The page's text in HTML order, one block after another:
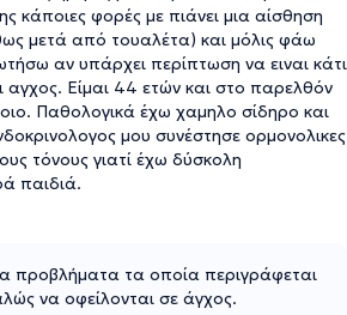
κάποιες φορές με πιάνει μια αίσθηση
μετά από τουαλέτα) και μόλις φάω
αν υπάρχει περίπτωση να ειναι κάτι
αγχος. Είμαι 44 ετών και στο παρελθόν
Παθολογικά έχω χαμηλο σίδηρο και
μου συνέστησε ορμονολικες
τόνους γιατί έχω δύσκολη
παιδιά.
προβλήματα τα οποία περιγράφεται
να οφείλονται σε άγχος.